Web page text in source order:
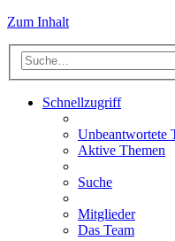
Zum Inhalt
Schnellzugriff
Unbeantwortete
Aktive Themen
Suche
Mitglieder
Das Team